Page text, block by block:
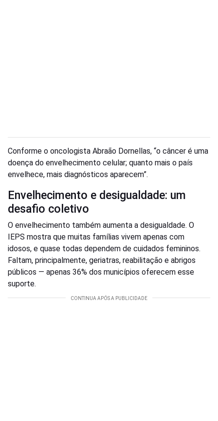
Conforme o oncologista Abraão Dornellas, “o câncer é uma
doença do envelhecimento celular; quanto mais o país
envelhece, mais diagnósticos aparecem”.
Envelhecimento e desigualdade: um
desafio coletivo
O envelhecimento também aumenta a desigualdade. O
IEPS mostra que muitas famílias vivem apenas com
idosos, e quase todas dependem de cuidados femininos.
Faltam, principalmente, geriatras, reabilitação e abrigos
públicos — apenas 36% dos municípios oferecem esse
suporte.